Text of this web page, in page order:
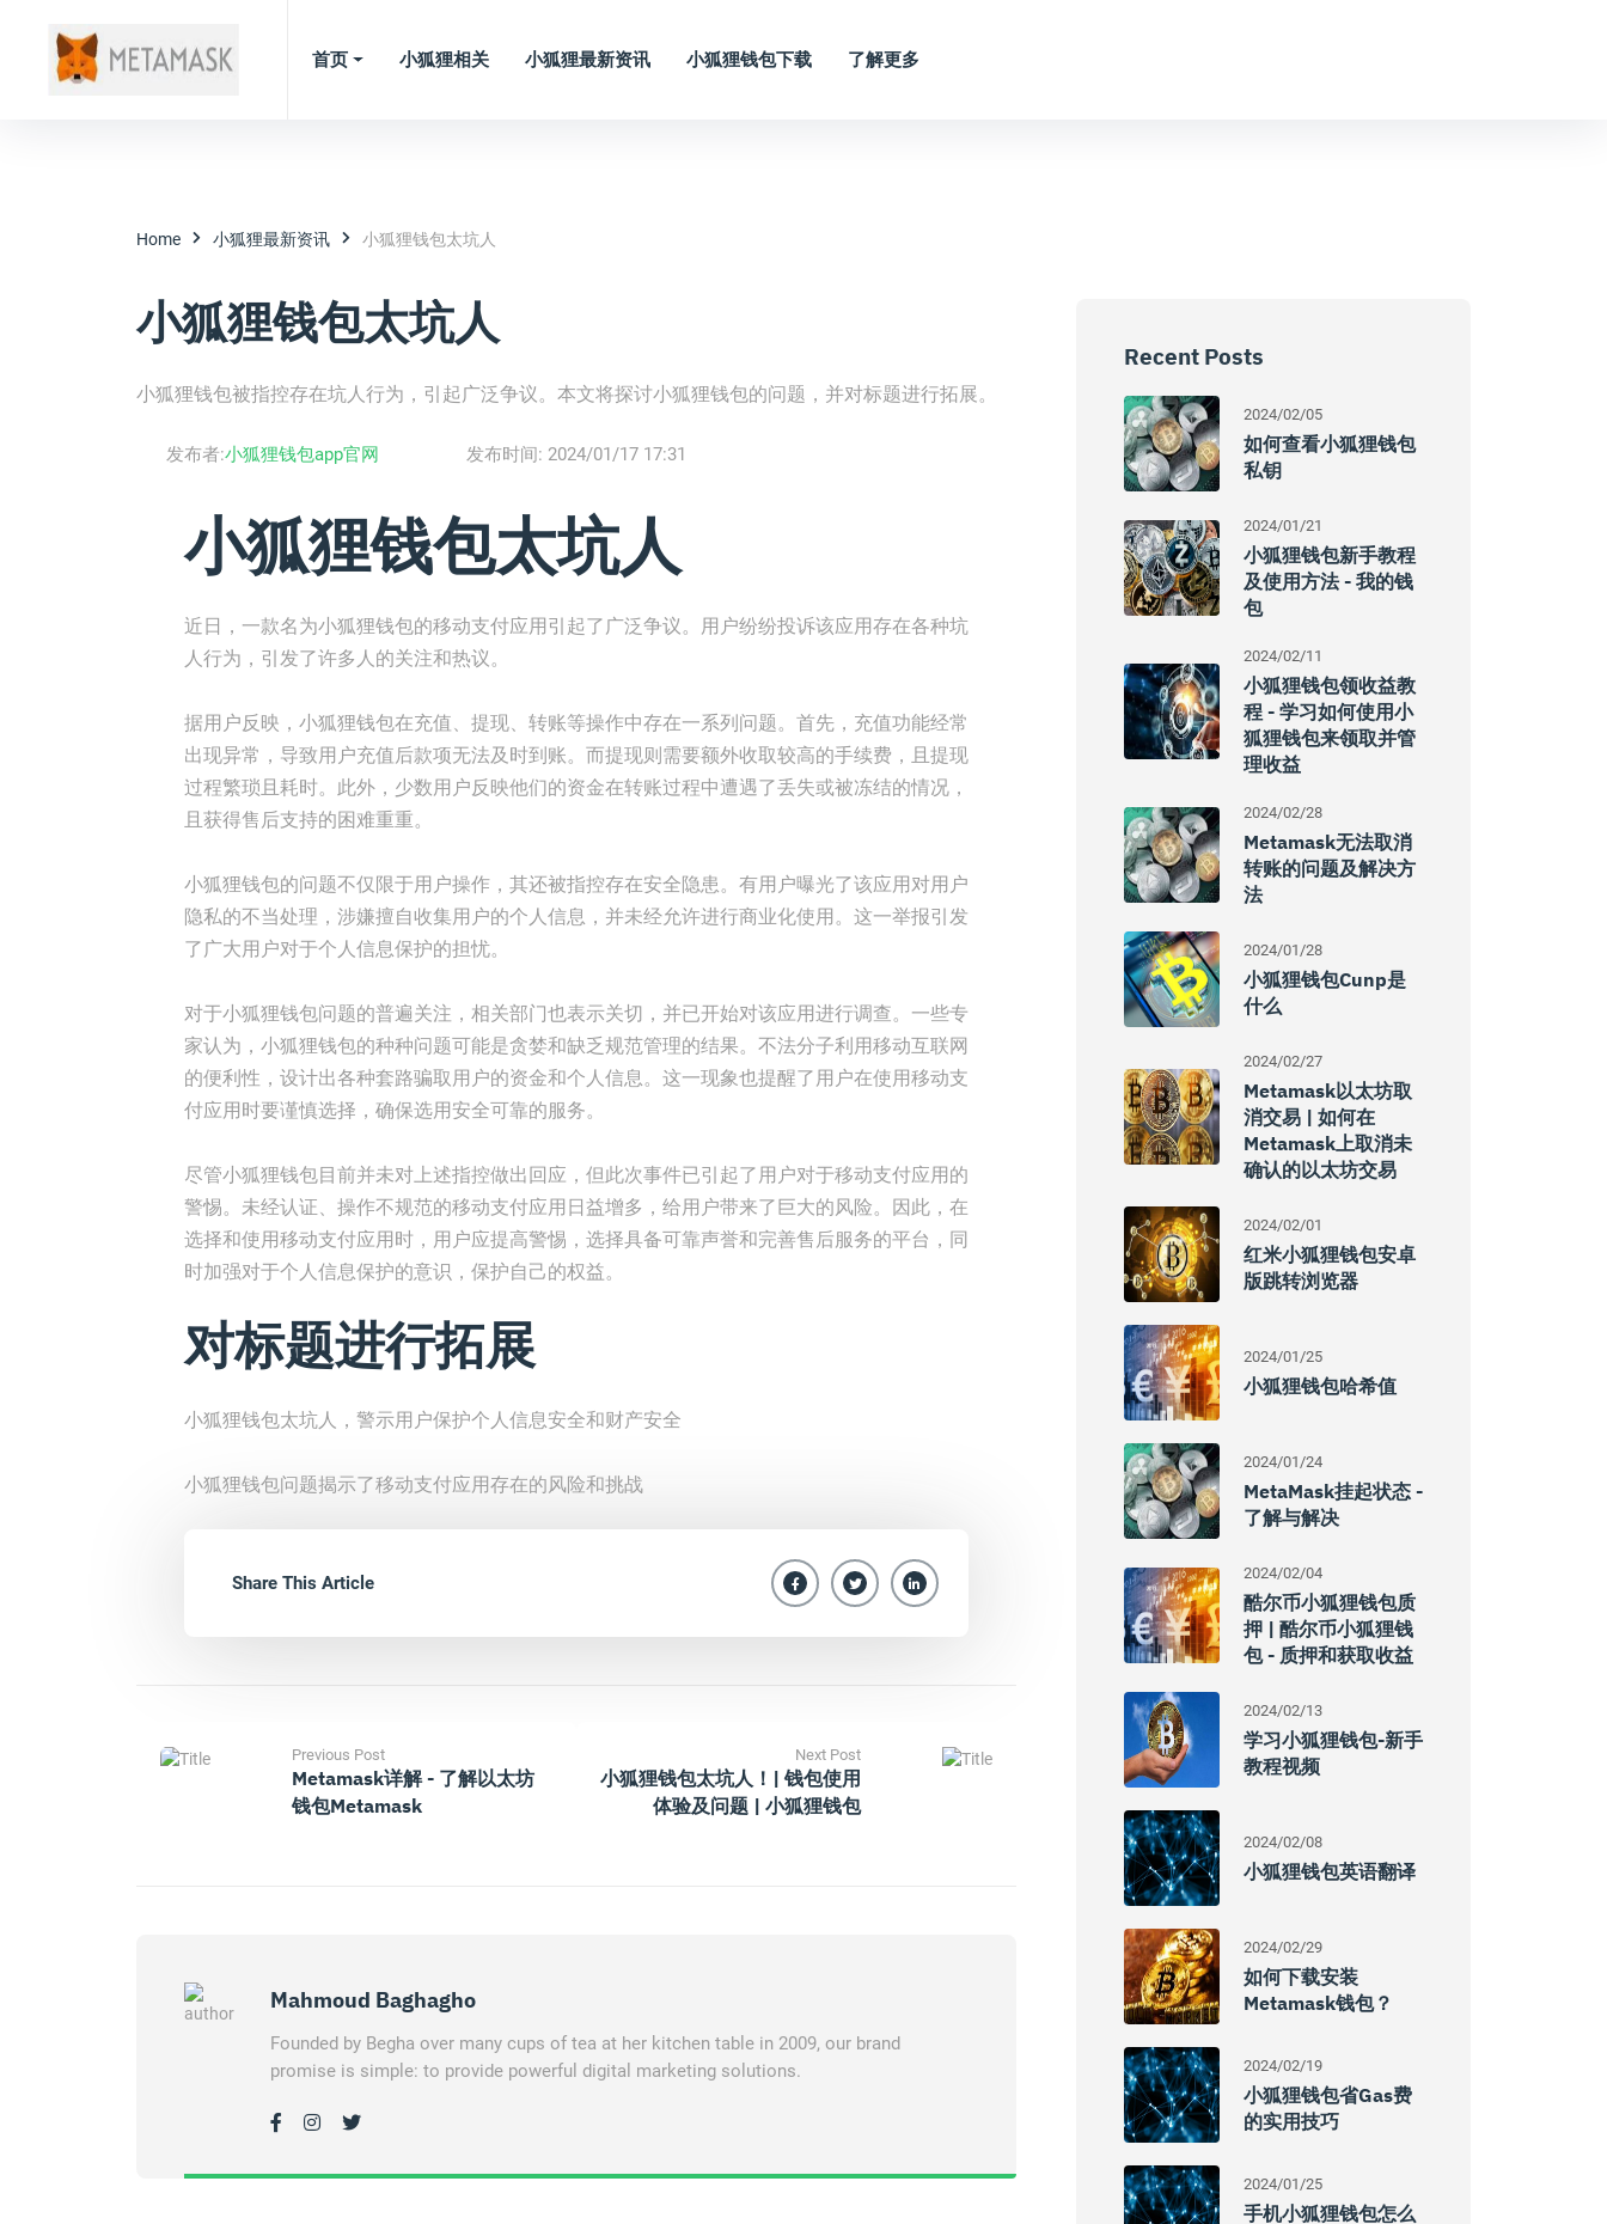
首页 小狐狸相关 小狐狸最新资讯 小狐狸钱包下载 了解更多
Home 小狐狸最新资讯 小狐狸钱包太坑人
小狐狸钱包太坑人
小狐狸钱包被指控存在坑人行为，引起广泛争议。本文将探讨小狐狸钱包的问题，并对标题进行拓展。
发布者:小狐狸钱包app官网 发布时间: 2024/01/17 17:31
小狐狸钱包太坑人
近日，一款名为小狐狸钱包的移动支付应用引起了广泛争议。用户纷纷投诉该应用存在各种坑
人行为，引发了许多人的关注和热议。
据用户反映，小狐狸钱包在充值、提现、转账等操作中存在一系列问题。首先，充值功能经常
出现异常，导致用户充值后款项无法及时到账。而提现则需要额外收取较高的手续费，且提现
过程繁琐且耗时。此外，少数用户反映他们的资金在转账过程中遭遇了丢失或被冻结的情况，
且获得售后支持的困难重重。
小狐狸钱包的问题不仅限于用户操作，其还被指控存在安全隐患。有用户曝光了该应用对用户
隐私的不当处理，涉嫌擅自收集用户的个人信息，并未经允许进行商业化使用。这一举报引发
了广大用户对于个人信息保护的担忧。
对于小狐狸钱包问题的普遍关注，相关部门也表示关切，并已开始对该应用进行调查。一些专
家认为，小狐狸钱包的种种问题可能是贪婪和缺乏规范管理的结果。不法分子利用移动互联网
的便利性，设计出各种套路骗取用户的资金和个人信息。这一现象也提醒了用户在使用移动支
付应用时要谨慎选择，确保选用安全可靠的服务。
尽管小狐狸钱包目前并未对上述指控做出回应，但此次事件已引起了用户对于移动支付应用的
警惕。未经认证、操作不规范的移动支付应用日益增多，给用户带来了巨大的风险。因此，在
选择和使用移动支付应用时，用户应提高警惕，选择具备可靠声誉和完善售后服务的平台，同
时加强对于个人信息保护的意识，保护自己的权益。
对标题进行拓展
小狐狸钱包太坑人，警示用户保护个人信息安全和财产安全
小狐狸钱包问题揭示了移动支付应用存在的风险和挑战
Share This Article
Previous Post
Metamask详解 - 了解以太坊
钱包Metamask
Next Post
小狐狸钱包太坑人！| 钱包使用
体验及问题 | 小狐狸钱包
Mahmoud Baghagho
Founded by Begha over many cups of tea at her kitchen table in 2009, our brand
promise is simple: to provide powerful digital marketing solutions.
Recent Posts
2024/02/05
如何查看小狐狸钱包
私钥
2024/01/21
小狐狸钱包新手教程
及使用方法 - 我的钱
包
2024/02/11
小狐狸钱包领收益教
程 - 学习如何使用小
狐狸钱包来领取并管
理收益
2024/02/28
Metamask无法取消
转账的问题及解决方
法
2024/01/28
小狐狸钱包cunp是
什么
2024/02/27
Metamask以太坊取
消交易 | 如何在
Metamask上取消未
确认的以太坊交易
2024/02/01
红米小狐狸钱包安卓
版跳转浏览器
2024/01/25
小狐狸钱包哈希值
2024/01/24
MetaMask挂起状态 -
了解与解决
2024/02/04
酷尔币小狐狸钱包质
押 | 酷尔币小狐狸钱
包 - 质押和获取收益
2024/02/13
学习小狐狸钱包-新手
教程视频
2024/02/08
小狐狸钱包英语翻译
2024/02/29
如何下载安装
Metamask钱包？
2024/02/19
小狐狸钱包省gas费
的实用技巧
2024/01/25
手机小狐狸钱包怎么